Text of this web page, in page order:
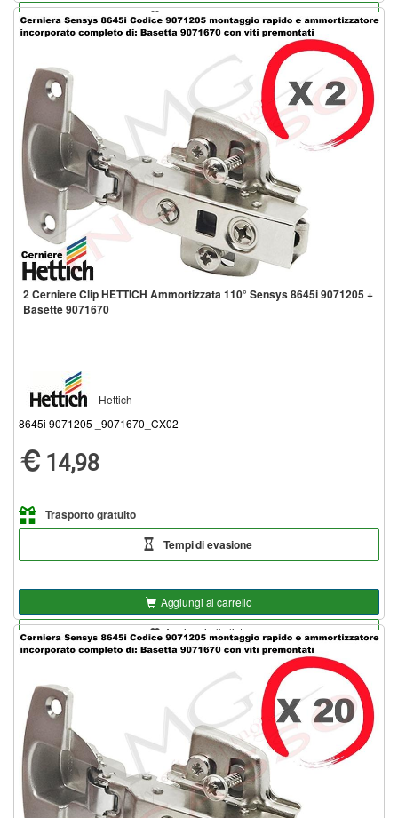
Aggiungi alla lista
2 Cerniere Clip HETTICH Ammortizzata 110° Sensys 8645i 9071205 +
Basette 9071670
Hettich
8645i 9071205 _9071670_CX02
14,98
Trasporto gratuito
Tempi di evasione
Aggiungi al carrello
Aggiungi alla lista